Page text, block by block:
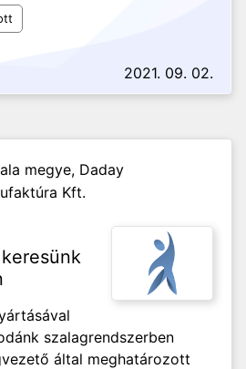
2021. 09. 02.
megye, Daday
Kft.
szalagrendszerben
által meghatározott